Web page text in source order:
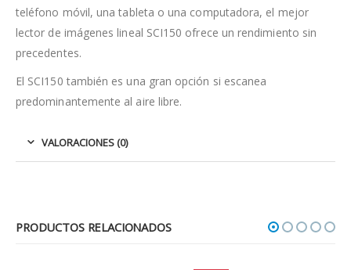
teléfono móvil, una tableta o una computadora, el mejor
lector de imágenes lineal SCI150 ofrece un rendimiento sin
precedentes.
El SCI150 también es una gran opción si escanea
predominantemente al aire libre.
VALORACIONES (0)
PRODUCTOS RELACIONADOS